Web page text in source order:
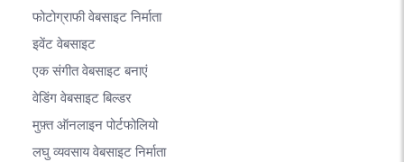
फोटोग्राफी वेबसाइट निर्माता
इवेंट वेबसाइट
एक संगीत वेबसाइट बनाएं
वेडिंग वेबसाइट बिल्डर
मुफ़्त ऑनलाइन पोर्टफोलियो
लघु व्यवसाय वेबसाइट निर्माता